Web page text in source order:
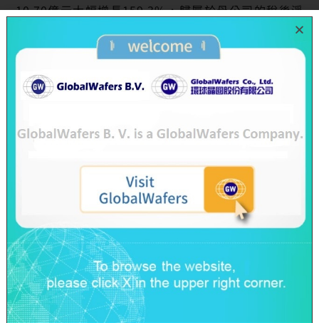
10.70億元大幅增長159.3%，歸屬於母公司的稅後淨
利為16.42億元，較去年同期的7.40億元大幅成長
121.9%，稅後EPS為4.17元，較去年同期的2.0元大
幅增加2.17元! 綜觀環球晶圓今年上半年的整體營運表
現，成長亮麗出色!
環球晶圓自去年12月2日購併SunEdison
Semiconductor 之後，銷貨毛利今年第一季為20%
，第二季增加至25%；營業淨利從去年第四季的虧損
到今年第一季成長至11%，第二季進步至15%。在很
短的期間內環球晶圓將SunEdison Semiconductor
的營運從虧轉為盈，歸功於集團執行成本費用的積極
管控及矽晶圓價格提昇對獲利的挹注貢獻。
觀測全球矽晶圓市場，8″ 與12”矽晶圓產品因需求極